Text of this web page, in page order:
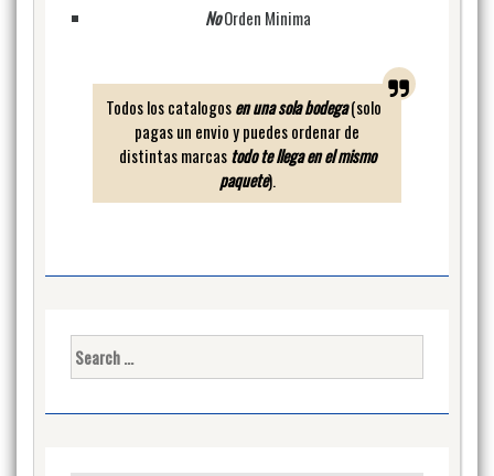
NoOrden Minima
Todos los catalogosen una sola bodega (solo
pagas un envio y puedes ordenar de
distintas marcastodo te llega en el mismo
paquete).
Search
for: